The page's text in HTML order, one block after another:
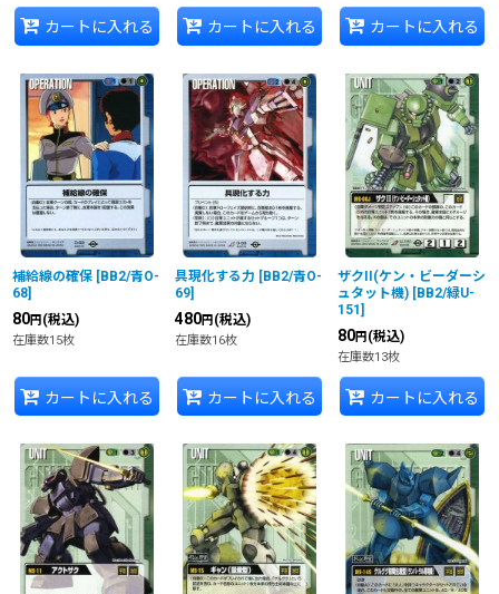
カートに入れる カートに入れる カートに入れる
補給線の確保 [BB2/青O-
68]
80円 (税込)
在庫数15枚
カートに入れる
具現化する力 [BB2/青O-
69]
480円 (税込)
在庫数16枚
カートに入れる
ザクII(ケン・ビーダーシ
ュタット機) [BB2/緑U-
151 ]
80円 (税込)
在庫数13枚
カートに入れる